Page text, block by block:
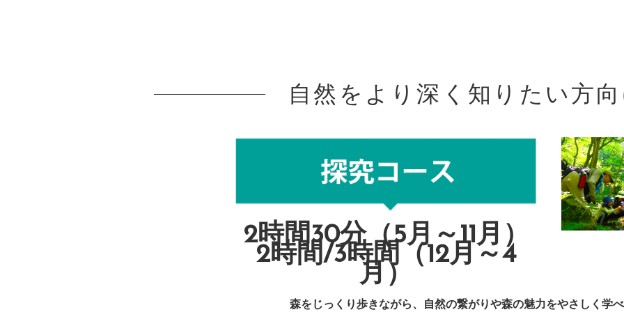
自然をより深く知りたい方
2時間30分（5月～11月）
2時間/3時間（12月～4
月）
森をじっくり歩きながら、自然の繋がりや森の魅力をやさしく学